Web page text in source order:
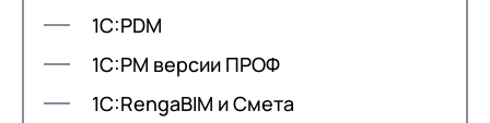
1С:PDM
1С:PM версии ПРОФ
1С:RengaBIM и Смета